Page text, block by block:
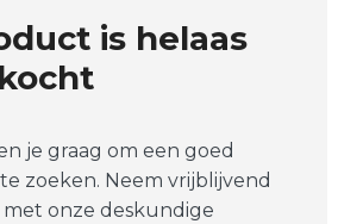
is helaas
je graag om een goed
zoeken. Neem vrijblijvend
onze deskundige